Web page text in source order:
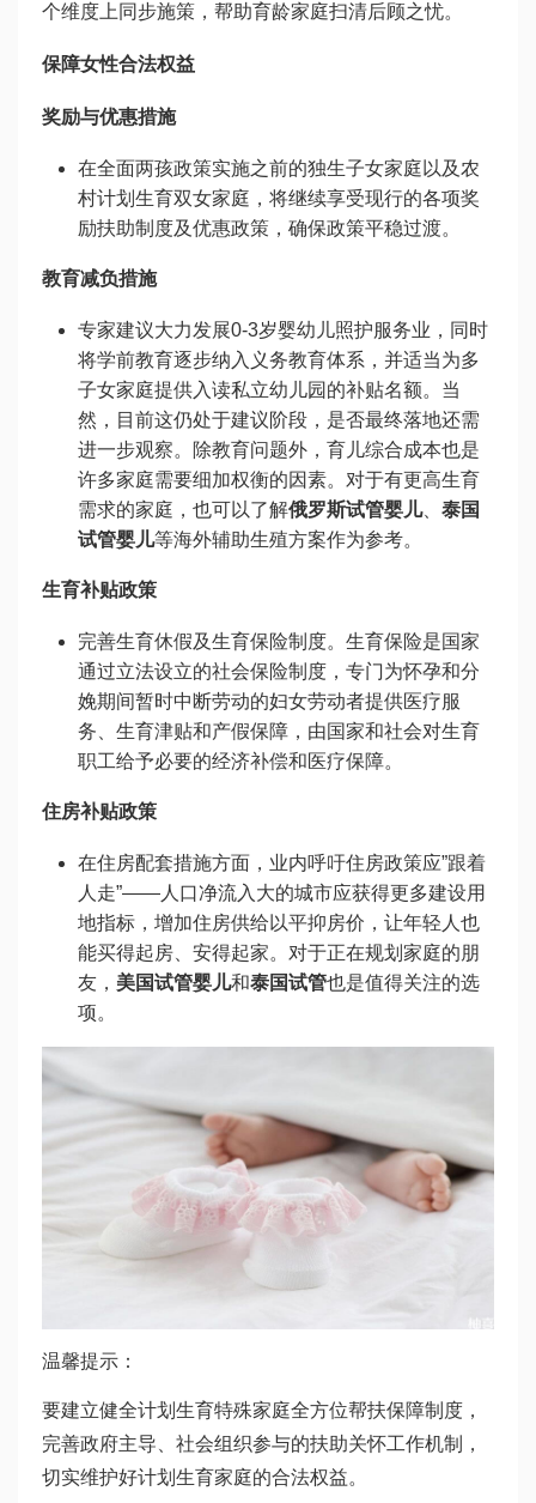
个维度上同步施策，帮助育龄家庭扫清后顾之忧。
保障女性合法权益
奖励与优惠措施
在全面两孩政策实施之前的独生子女家庭以及农
村计划生育双女家庭，将继续享受现行的各项奖
励扶助制度及优惠政策，确保政策平稳过渡。
教育减负措施
专家建议大力发展0-3岁婴幼儿照护服务业，同时
将学前教育逐步纳入义务教育体系，并适当为多
子女家庭提供入读私立幼儿园的补贴名额。当
然，目前这仍处于建议阶段，是否最终落地还需
进一步观察。除教育问题外，育儿综合成本也是
许多家庭需要细加权衡的因素。对于有更高生育
需求的家庭，也可以了解俄罗斯试管婴儿、 泰国
试管婴儿等海外辅助生殖方案作为参考。
生育补贴政策
完善生育休假及生育保险制度。生育保险是国家
通过立法设立的社会保险制度，专门为怀孕和分
娩期间暂时中断劳动的妇女劳动者提供医疗服
务、生育津贴和产假保障，由国家和社会对生育
职工给予必要的经济补偿和医疗保障。
住房补贴政策
在住房配套措施方面，业内呼吁住房政策应”跟着
人走”——人口净流入大的城市应获得更多建设用
地指标，增加住房供给以平抑房价，让年轻人也
能买得起房、安得起家。对于正在规划家庭的朋
友， 美国试管婴儿和泰国试管也是值得关注的选
项。
温馨提示：
要建立健全计划生育特殊家庭全方位帮扶保障制度，
完善政府主导、社会组织参与的扶助关怀工作机制，
切实维护好计划生育家庭的合法权益。